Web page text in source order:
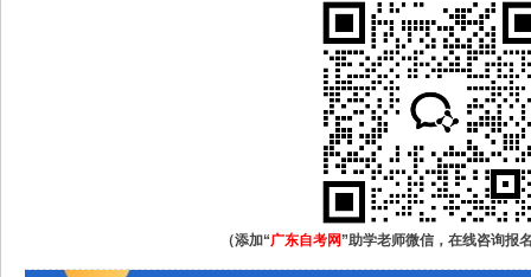
（添加“广东自考网 ”助学老师微信，在线咨询报